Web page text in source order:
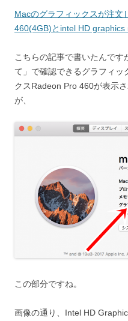
Macのグラフィックスが注文
460(4GB)とintel HD graphics
こちらの記事で書いたんで
て」で確認できるグラフィッ
クスRadeon Pro 460が表示
が、
この部分ですね。
画像の通り、Intel HD